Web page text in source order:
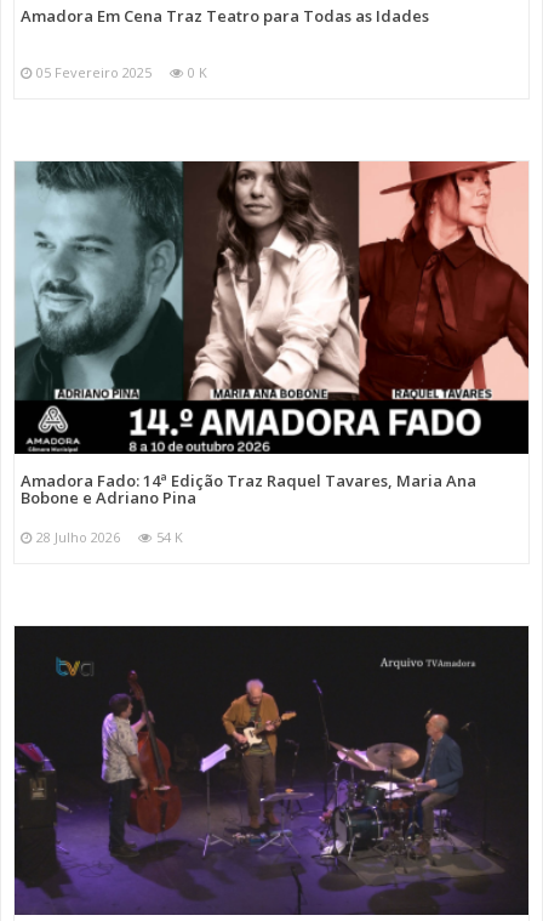
Amadora Em Cena Traz Teatro para Todas as Idades
05 Fevereiro 2025 0 K
Amadora Fado: 14ª Edição Traz Raquel Tavares, Maria Ana
Bobone e Adriano Pina
28 Julho 2026 54 K